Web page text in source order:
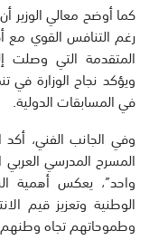
المتقدمة التي وصلت
ويؤكد نجاح الوزارة
في المسابقات الدولية.
وفي الجانب الفني، أكد
المسرح المدرسي
واحد”، يعكس أهمية
الوطنية وتعزيز قيم
وطموحاتهم تجاه